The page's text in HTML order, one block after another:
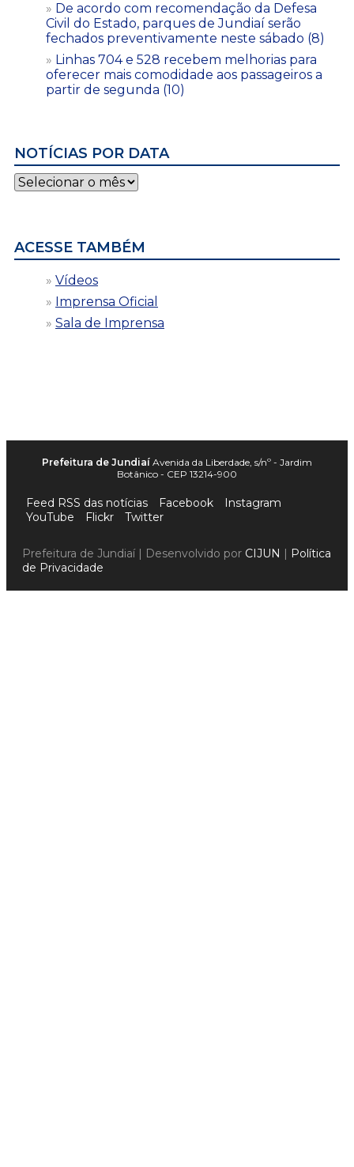
De acordo com recomendação da Defesa
Civil do Estado, parques de Jundiaí serão
fechados preventivamente neste sábado (8)
Linhas 704 e 528 recebem melhorias para
oferecer mais comodidade aos passageiros a
partir de segunda (10)
NOTÍCIAS POR DATA
Notícias
por
ACESSE TAMBÉM
Vídeos
Imprensa Oficial
Sala de Imprensa
Prefeitura de Jundiaí Avenida da Liberdade, s/nº - Jardim
Botânico - CEP 13214-900
Feed RSS das notícias Facebook
Instagram
YouTube
Flickr Twitter
Prefeitura de Jundiaí | Desenvolvido por CIJUN | Política
de Privacidade